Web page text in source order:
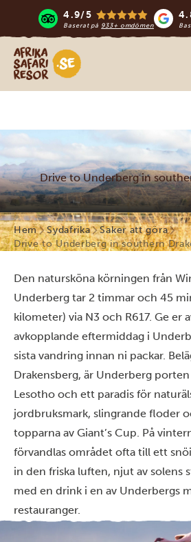
4.9/5
Baserat på 933+ omdömen
Safari-resor i Afrika
Drive to Underberg in
Hem Sydafrika
Saker att göra
Drive to Underberg in southern
Den natursköna körningen från
Underberg tar 2 timmar och 45
kilometer) via N3 och R617. Ge er
avkopplande eftermiddag i
sista vandring innan ni packar.
Drakensberg, är Underberg porten
Lesotho och ett paradis för
jordbruksmark, slingrande floder
topparna av Giant’s Cup. På
förvandlas området ofta till ett
in den friska luften, njut av solens
med en drink i en av Underbergs
restauranger.